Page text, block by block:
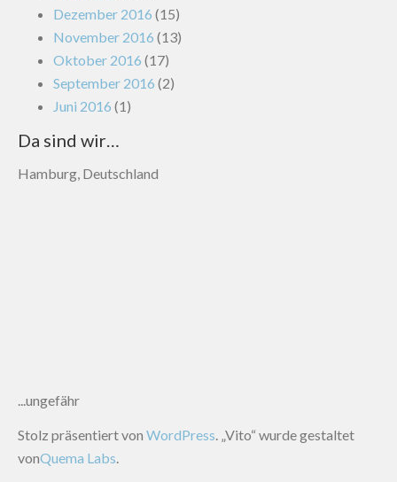
Dezember 2016 (15)
November 2016 (13)
Oktober 2016 (17)
September 2016 (2)
Juni 2016 (1)
Da sind wir…
Hamburg, Deutschland
...ungefähr
Stolz präsentiert von WordPress . „Vito“ wurde gestaltet
vonQuema Labs